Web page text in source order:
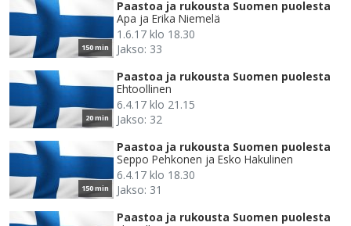
150 min
Paastoa ja rukousta Suomen puolesta
Apa ja Erika Niemelä
1.6.17 klo 18.30
Jakso: 33
20 min
Paastoa ja rukousta Suomen puolesta
Ehtoollinen
6.4.17 klo 21.15
Jakso: 32
150 min
Paastoa ja rukousta Suomen puolesta
Seppo Pehkonen ja Esko Hakulinen
6.4.17 klo 18.30
Jakso: 31
Paastoa ja rukousta Suomen puolesta